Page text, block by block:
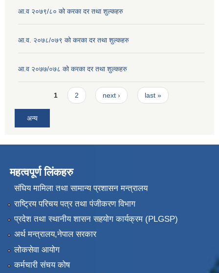
आ.व २०७९/८० को करका दर तथा शुल्कहरु
आ.व. २०७८/०७९ को करका दर तथा शुल्कहरु
आ.व २०७७/०७८ को करका दर तथा शुल्कहरु
Pages1 2 next › last »
अन्य
महत्वपूर्ण लिंकहरु
संघिय मामिला तथा सामान्य प्रशासन मन्त्रालय
राष्ट्रिय परिचय पत्र तथा पंजीकरण विभाग
प्रदेश तथा स्थानीय शासन सहयोग कार्यक्रम (PLGSP)
अर्थ मन्त्रालय,नेपाल सरकार
लोकसेवा आयोग
कर्मचारी संचय कोष